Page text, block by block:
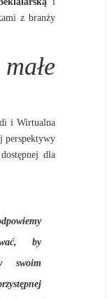
z branży
i Wirtualna
perspektywy
dla
by
swoim